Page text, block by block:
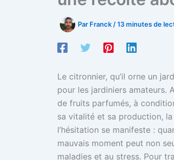
Par Franck /13 minutes de
Le citronnier, qu’il orne un
pour les jardiniers amateurs.
de fruits parfumés, à
sa vitalité et sa production,
l’hésitation se manifeste :
mauvais moment peut non
maladies et au stress. Pour